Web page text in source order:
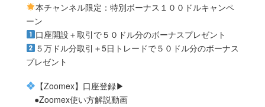
本チャンネル限定：特別ボーナス１００ドルキャンペ
ーン
口座開設＋取引で５０ドル分のボーナスプレゼント
５万ドル分取引＋5日トレードで５０ドル分のボーナス
プレゼント
【Zoomex】口座登録▶︎
●Zoomex使い方解説動画